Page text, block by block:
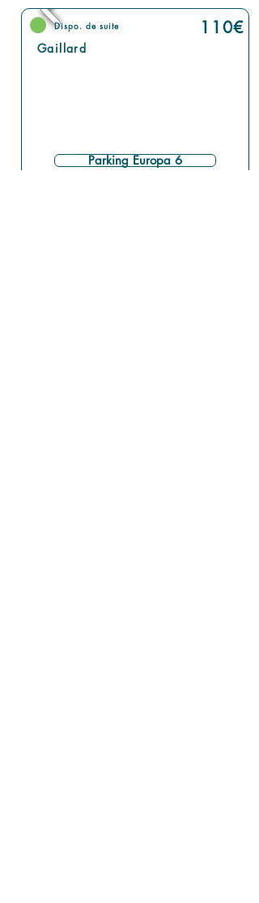
Gaillard
Dispo. de suite 110€
Parking Europa 6